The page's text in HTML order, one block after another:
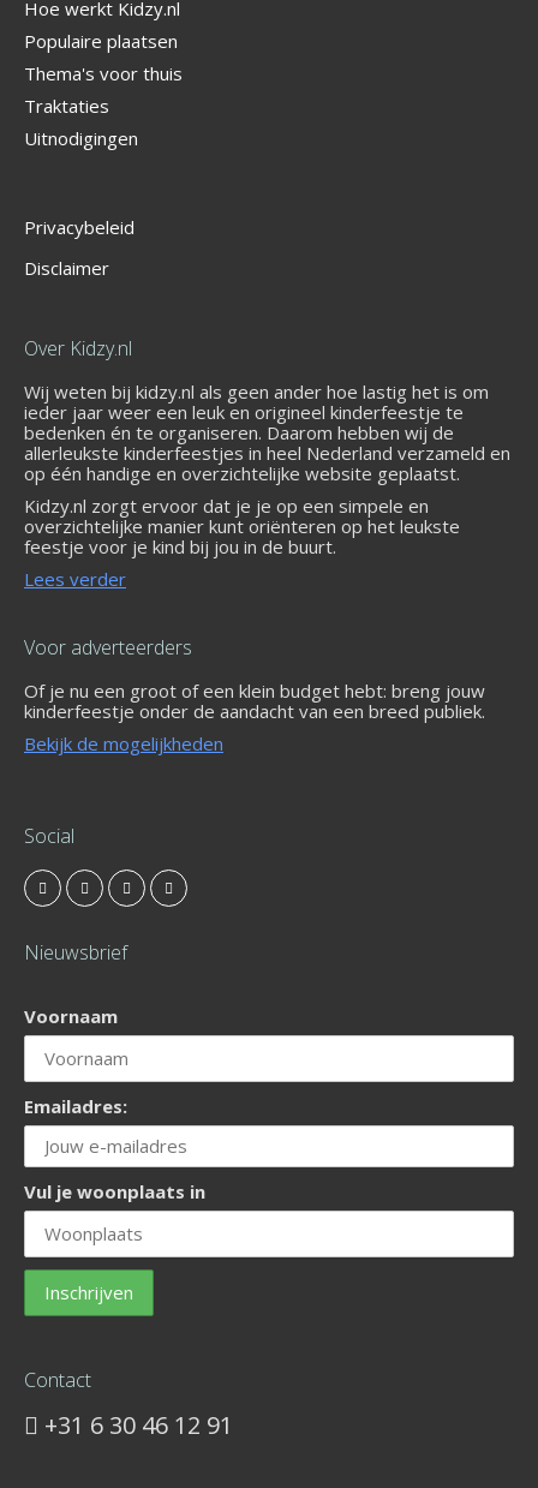
Hoe werkt Kidzy.nl
Populaire plaatsen
Thema's voor thuis
Traktaties
Uitnodigingen
Privacybeleid
Disclaimer
Over Kidzy.nl
Wij weten bij kidzy.nl als geen ander hoe lastig het is om
ieder jaar weer een leuk en origineel kinderfeestje te
bedenken én te organiseren. Daarom hebben wij de
allerleukste kinderfeestjes in heel Nederland verzameld en
op één handige en overzichtelijke website geplaatst.
Kidzy.nl zorgt ervoor dat je je op een simpele en
overzichtelijke manier kunt oriënteren op het leukste
feestje voor je kind bij jou in de buurt.
Lees verder
Voor adverteerders
Of je nu een groot of een klein budget hebt: breng jouw
kinderfeestje onder de aandacht van een breed publiek.
Bekijk de mogelijkheden
Social
Nieuwsbrief
Voornaam
Emailadres:
Vul je woonplaats in
Contact
+31 6 30 46 12 91